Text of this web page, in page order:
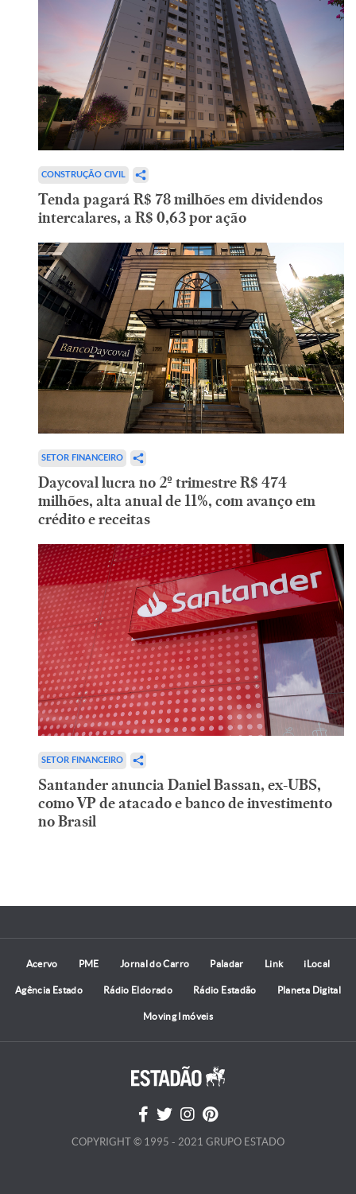
CONSTRUÇÃO CIVIL
Tenda pagará R$ 78 milhões em dividendos
intercalares, a R$ 0,63 por ação
SETOR FINANCEIRO
Daycoval lucra no 2º trimestre R$ 474
milhões, alta anual de 11%, com avanço em
crédito e receitas
SETOR FINANCEIRO
Santander anuncia Daniel Bassan, ex-UBS,
como VP de atacado e banco de investimento
no Brasil
Acervo PME Jornal do Carro Paladar Link iLocal
Agência Estado Rádio Eldorado Rádio Estadão Planeta Digital
Moving Imóveis
COPYRIGHT © 1995 - 2021 GRUPO ESTADO